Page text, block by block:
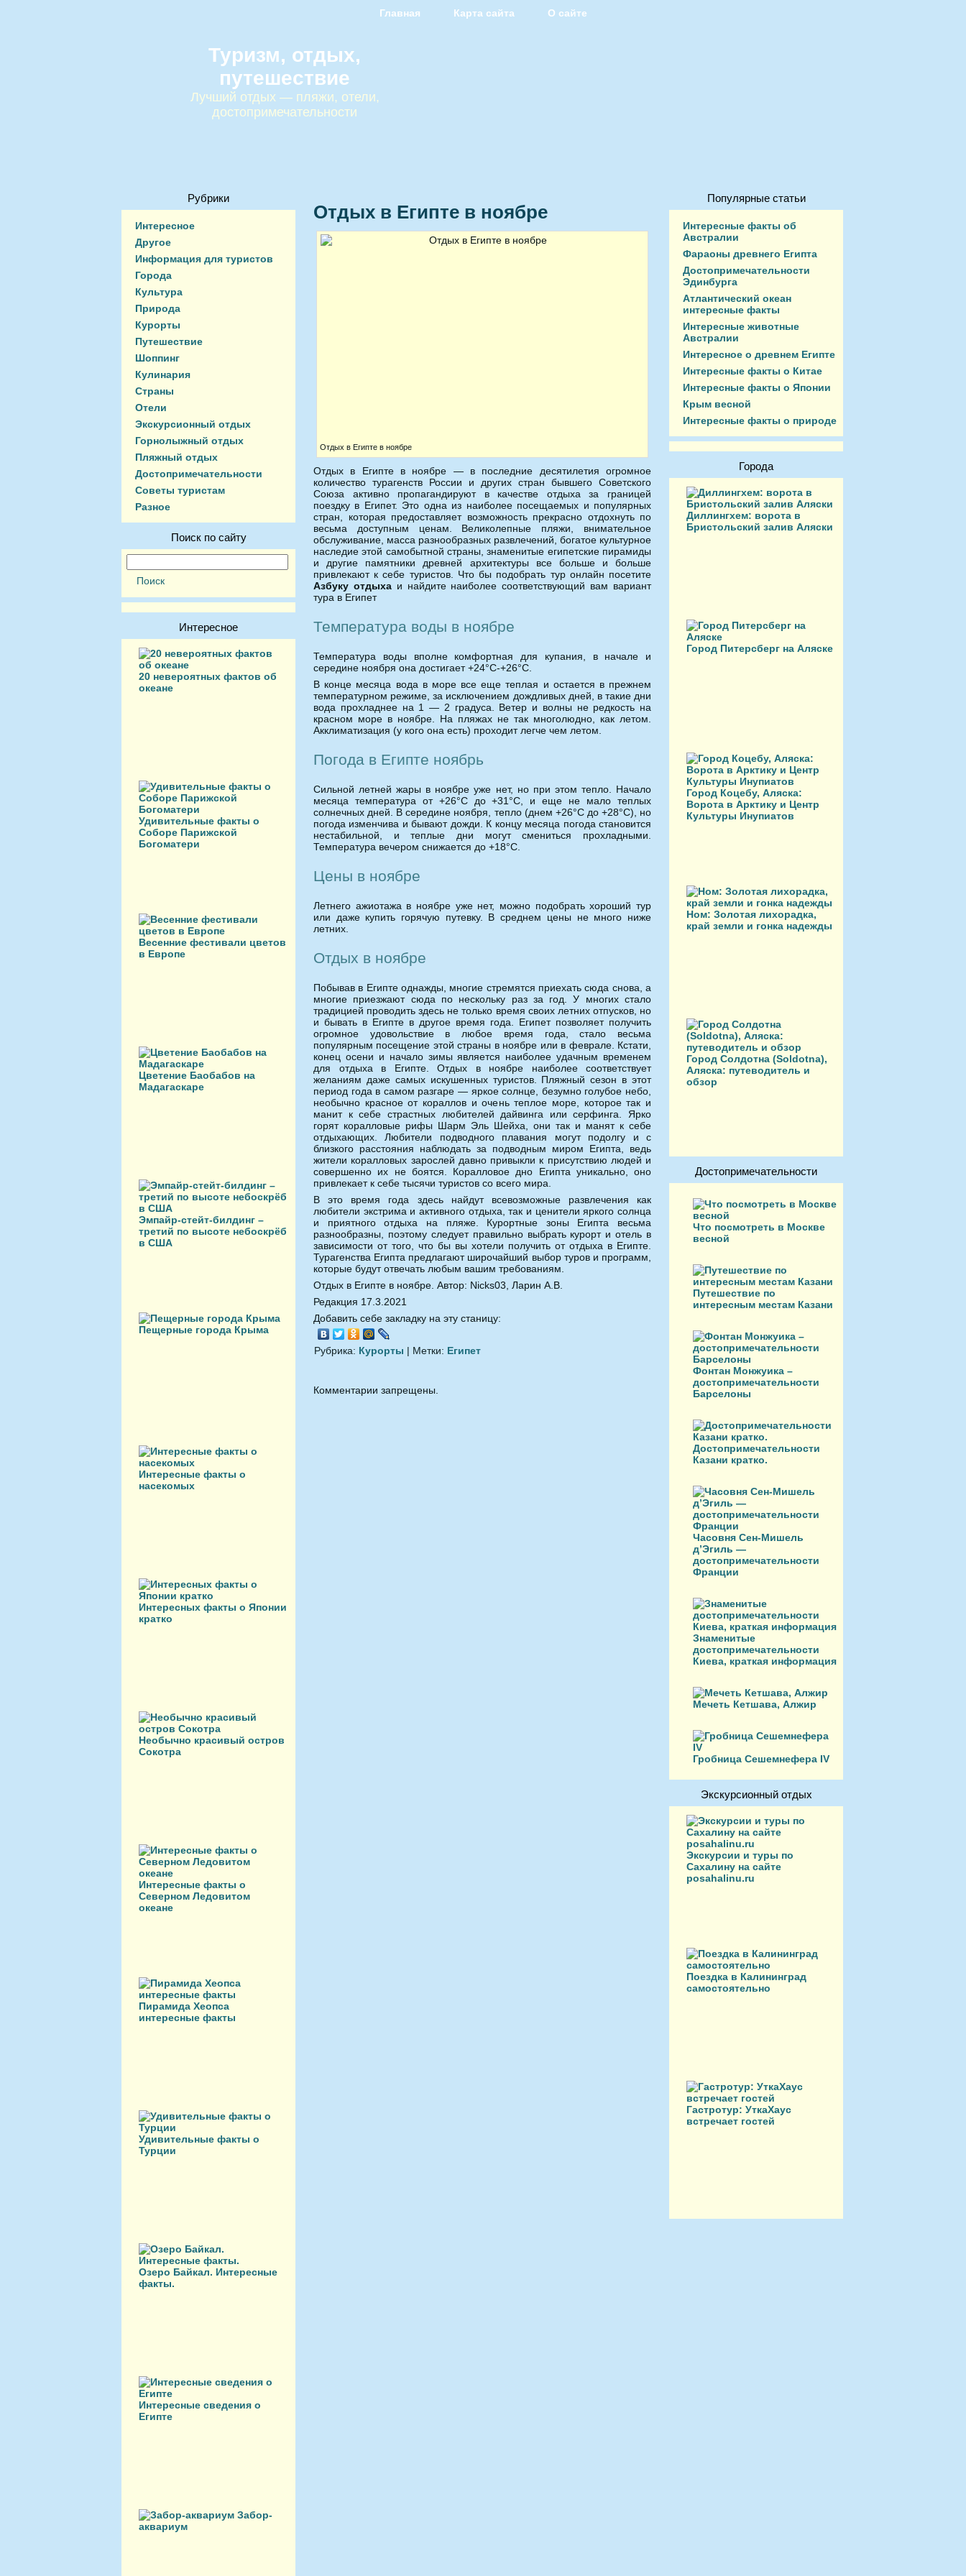
Главная Карта сайта О сайте
Туризм, отдых,
путешествие
Лучший отдых — пляжи, отели,
достопримечательности
Рубрики
Интересное
Другое
Информация для туристов
Города
Культура
Природа
Курорты
Путешествие
Шоппинг
Кулинария
Страны
Отели
Экскурсионный отдых
Горнолыжный отдых
Пляжный отдых
Достопримечательности
Советы туристам
Разное
Поиск по сайту
Интересное
20 невероятных фактов об
океане
Удивительные факты о
Соборе Парижской
Богоматери
Весенние фестивали цветов
в Европе
Цветение Баобабов на
Мадагаскаре
Эмпайр-стейт-билдинг –
третий по высоте небоскрёб
в США
Пещерные города Крыма
Интересные факты о
насекомых
Интересных факты о Японии
кратко
Необычно красивый остров
Сокотра
Интересные факты о
Северном Ледовитом
океане
Пирамида Хеопса
интересные факты
Удивительные факты о
Турции
Озеро Байкал. Интересные
факты.
Интересные сведения о
Египте
Забор-
аквариум
Отдых в Египте в ноябре
Отдых в Египте в ноябре
Отдых в Египте в ноябре — в последние десятилетия огромное
количество турагенств России и других стран бывшего Советского
Союза активно пропагандируют в качестве отдыха за границей
поездку в Египет. Это одна из наиболее посещаемых и популярных
стран, которая предоставляет возможность прекрасно отдохнуть по
весьма доступным ценам. Великолепные пляжи, внимательное
обслуживание, масса разнообразных развлечений, богатое культурное
наследие этой самобытной страны, знаменитые египетские пирамиды
и другие памятники древней архитектуры все больше и больше
привлекают к себе туристов. Что бы подобрать тур онлайн посетите
Азбуку отдыхаи найдите наиболее соответствующий вам вариант
тура в Египет
Температура воды в ноябре
Температура воды вполне комфортная для купания, в начале и
середине ноября она достигает +24°C-+26°C.
В конце месяца вода в море все еще теплая и остается в прежнем
температурном режиме, за исключением дождливых дней, в такие дни
вода прохладнее на 1 — 2 градуса. Ветер и волны не редкость на
красном море в ноябре. На пляжах не так многолюдно, как летом.
Акклиматизация (у кого она есть) проходит легче чем летом.
Погода в Египте ноябрь
Сильной летней жары в ноябре уже нет, но при этом тепло. Начало
месяца температура от +26°C до +31°C, и еще не мало теплых
солнечных дней. В середине ноября, тепло (днем +26°C до +28°C), но
погода изменчива и бывают дожди. К концу месяца погода становится
нестабильной, и теплые дни могут смениться прохладными.
Температура вечером снижается до +18°C.
Цены в ноябре
Летнего ажиотажа в ноябре уже нет, можно подобрать хороший тур
или даже купить горячую путевку. В среднем цены не много ниже
летних.
Отдых в ноябре
Побывав в Египте однажды, многие стремятся приехать сюда снова, а
многие приезжают сюда по нескольку раз за год. У многих стало
традицией проводить здесь не только время своих летних отпусков, но
и бывать в Египте в другое время года. Египет позволяет получить
огромное удовольствие в любое время года, стало весьма
популярным посещение этой страны в ноябре или в феврале. Кстати,
конец осени и начало зимы является наиболее удачным временем
для отдыха в Египте. Отдых в ноябре наиболее соответствует
желаниям даже самых искушенных туристов. Пляжный сезон в этот
период года в самом разгаре — яркое солнце, безумно голубое небо,
необычно красное от кораллов и очень теплое море, которое так и
манит к себе страстных любителей дайвинга или серфинга. Ярко
горят коралловые рифы Шарм Эль Шейха, они так и манят к себе
отдыхающих. Любители подводного плавания могут подолгу и с
близкого расстояния наблюдать за подводным миром Египта, ведь
жители коралловых зарослей давно привыкли к присутствию людей и
совершенно их не боятся. Коралловое дно Египта уникально, оно
привлекает к себе тысячи туристов со всего мира.
В это время года здесь найдут всевозможные развлечения как
любители экстрима и активного отдыха, так и ценители яркого солнца
и приятного отдыха на пляже. Курортные зоны Египта весьма
разнообразны, поэтому следует правильно выбрать курорт и отель в
зависимости от того, что бы вы хотели получить от отдыха в Египте.
Турагенства Египта предлагают широчайший выбор туров и программ,
которые будут отвечать любым вашим требованиям.
Отдых в Египте в ноябре. Автор: Nicks03, Ларин А.В.
Редакция 17.3.2021
Добавить себе закладку на эту станицу:
Рубрика: Курорты | Метки: Египет
Комментарии запрещены.
Популярные статьи
Интересные факты об
Австралии
Фараоны древнего Египта
Достопримечательности
Эдинбурга
Атлантический океан
интересные факты
Интересные животные
Австралии
Интересное о древнем Египте
Интересные факты о Китае
Интересные факты о Японии
Крым весной
Интересные факты о природе
Города
Диллингхем: ворота в
Бристольский залив Аляски
Город Питерсберг на Аляске
Город Коцебу, Аляска:
Ворота в Арктику и Центр
Культуры Инупиатов
Ном: Золотая лихорадка,
край земли и гонка надежды
Город Солдотна (Soldotna),
Аляска: путеводитель и
обзор
Достопримечательности
Что посмотреть в Москве
весной
Путешествие по
интересным местам Казани
Фонтан Монжуика –
достопримечательности
Барселоны
Достопримечательности
Казани кратко.
Часовня Сен-Мишель
д’Эгиль —
достопримечательности
Франции
Знаменитые
достопримечательности
Киева, краткая информация
Мечеть Кетшава, Алжир
Гробница Сешемнефера IV
Экскурсионный отдых
Экскурсии и туры по
Сахалину на сайте
posahalinu.ru
Поездка в Калининград
самостоятельно
Гастротур: УткаХаус
встречает гостей